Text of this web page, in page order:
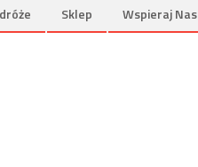
Sklep Wspieraj Nas